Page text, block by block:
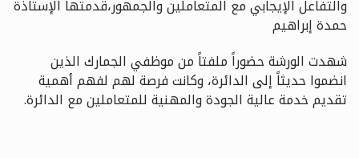
والتفاعل الإيجابي مع المتعاملين والجمهور،قدمتها الإستاذة
حمدة إبراهيم
شهدت الورشة حضوراً ملفتاً من موظفي الجمارك الذين
انضموا حديثاً إلى الدائرة، وكانت فرصة لهم لفهم أهمية
تقديم خدمة عالية الجودة والمهنية للمتعاملين مع الدائرة.